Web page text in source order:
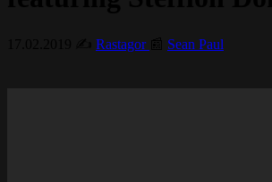
Rastagor Sean Paul